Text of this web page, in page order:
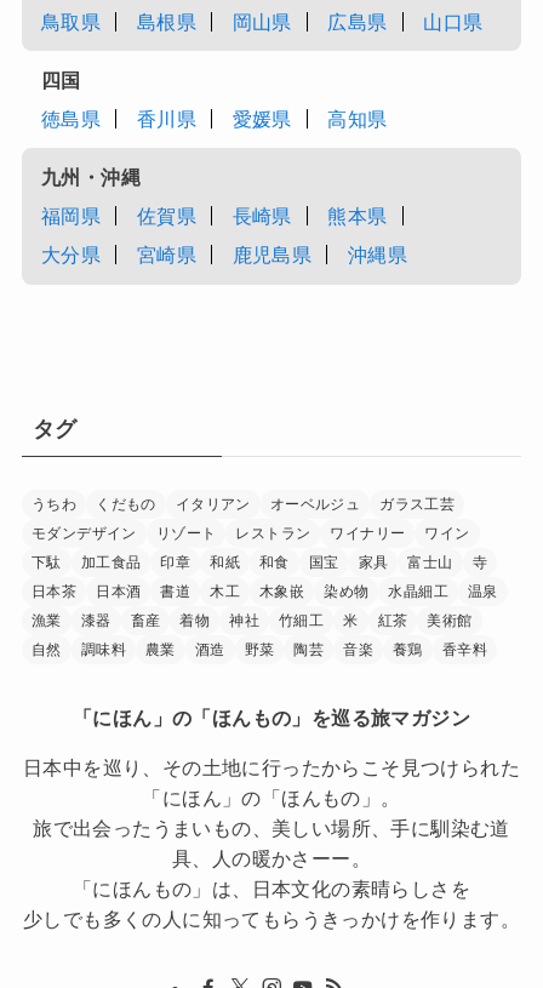
鳥取県
島根県 岡山県 広島県 山口県
四国
徳島県
香川県 愛媛県 高知県
九州・沖縄
福岡県
佐賀県 長崎県
熊本県
大分県
宮崎県 鹿児島県 沖縄県
タグ
うちわ くだもの イタリアン オーベルジュ
ガラス工芸
モダンデザイン
リゾート レストラン ワイナリー
ワイン
下駄
加工食品 印章 和紙 和食 国宝 家具 富士山
寺
日本茶
日本酒 書道 木工 木象嵌 染め物 水晶細工
温泉
漁業
漆器 畜産 着物 神社 竹細工 米 紅茶
美術館
自然
調味料 農業 酒造 野菜 陶芸 音楽 養鶏 香辛料
「にほん」の「ほんもの」を巡る旅マガジン
日本中を巡り、その土地に行ったからこそ見つけられた
「にほん」の「ほんもの」。
旅で出会ったうまいもの、美しい場所、手に馴染む道
具、人の暖かさーー。
「にほんもの」は、日本文化の素晴らしさを
少しでも多くの人に知ってもらうきっかけを作ります。